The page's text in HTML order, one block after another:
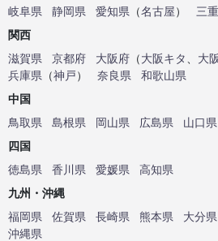
岐阜県
静岡県 愛知県 （名古屋）
三
関西
滋賀県
京都府 大阪府 （大阪キタ 大
兵庫県 （神戸） 奈良県
和歌山県
中国
鳥取県
島根県 岡山県 広島県
山口県
四国
徳島県
香川県 愛媛県
高知県
九州・沖縄
福岡県
佐賀県 長崎県 熊本県 大分県
沖縄県